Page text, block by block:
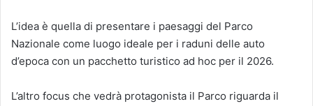
L’idea è quella di presentare i paesaggi del Parco
Nazionale come luogo ideale per i raduni delle auto
d’epoca con un pacchetto turistico ad hoc per il 2026.
L’altro focus che vedrà protagonista il Parco riguarda il